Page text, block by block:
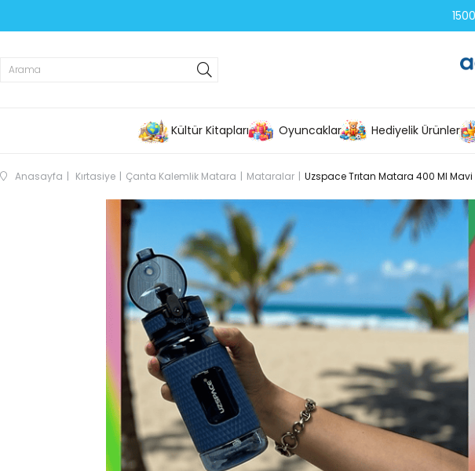
Kültür Kitapları Oyuncaklar Hediyelik Ürünler
Anasayfa Kırtasiye Çanta Kalemlik Matara Mataralar Uzspace Trıtan Matara 400 Ml